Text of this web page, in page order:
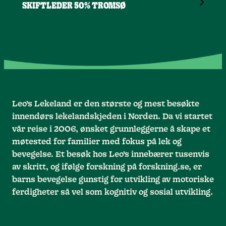
SKIFTLEDER 50% TROMSØ
Leo’s Lekeland er den største og mest besøkte
innendørs lekelandskjeden i Norden. Da vi startet
vår reise i 2006, ønsket grunnleggerne å skape et
møtested for familier med fokus på lek og
bevegelse. Et besøk hos Leo’s innebærer tusenvis
av skritt, og ifølge forskning på forskning.se, er
barns bevegelse gunstig for utvikling av motoriske
ferdigheter så vel som kognitiv og sosial utvikling.